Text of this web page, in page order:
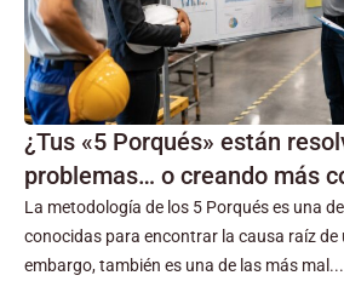
¿Tus «5 Porqués» están
problemas… o creando más
La metodología de los 5 Porqués es una
conocidas para encontrar la causa raíz de
embargo, también es una de las más mal...